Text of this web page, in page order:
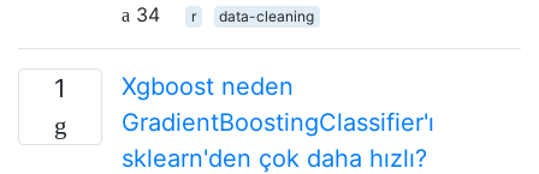
34
r data-cleaning
1
Xgboost neden
GradientBoostingClassifier'ı
sklearn'den çok daha hızlı?